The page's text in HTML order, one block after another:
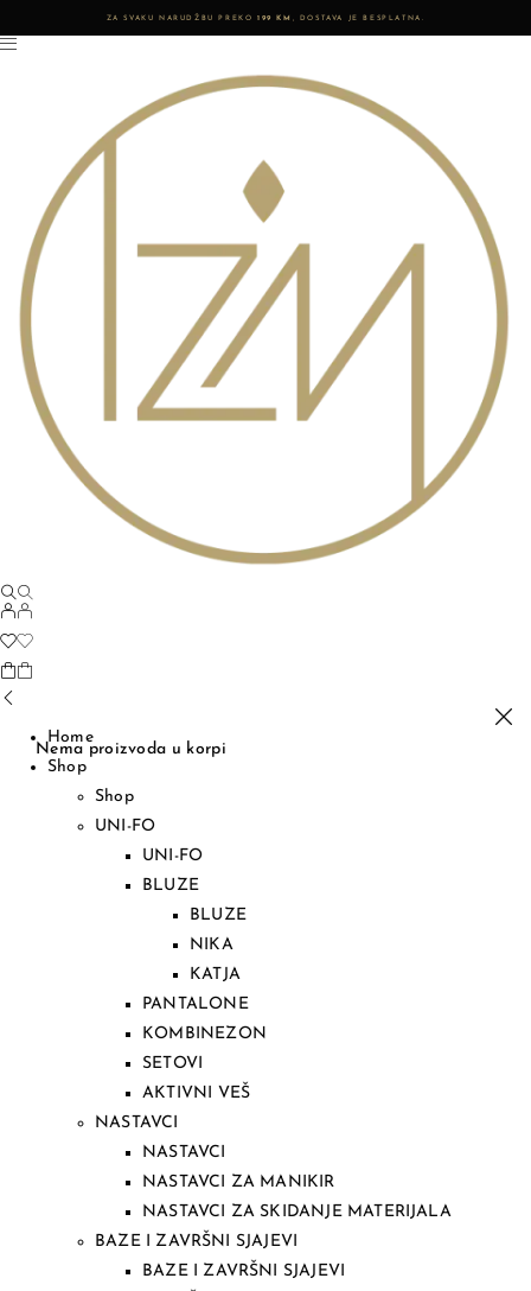
ZA SVAKU NARUDŽBU PREKO 199 KM , DOSTAVA JE BESPLATNA.
Nema proizvoda u korpi
Home
Shop
Shop
UNI-FO
UNI-FO
BLUZE
BLUZE
NIKA
KATJA
PANTALONE
KOMBINEZON
SETOVI
AKTIVNI VEŠ
NASTAVCI
NASTAVCI
NASTAVCI ZA MANIKIR
NASTAVCI ZA SKIDANJE MATERIJALA
BAZE I ZAVRŠNI SJAJEVI
BAZE I ZAVRŠNI SJAJEVI